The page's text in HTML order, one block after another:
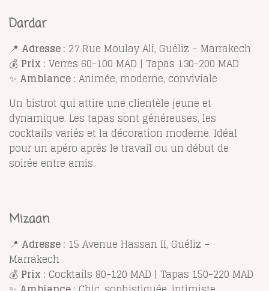
Dardar
📍 Adresse : 27 Rue Moulay Ali, Guéliz – Marrakech
💰 Prix : Verres 60-100 MAD | Tapas 130-200 MAD
✨ Ambiance : Animée, moderne, conviviale
Un bistrot qui attire une clientèle jeune et
dynamique. Les tapas sont généreuses, les
cocktails variés et la décoration moderne. Idéal
pour un apéro après le travail ou un début de
soirée entre amis.
Mizaan
📍 Adresse : 15 Avenue Hassan II, Guéliz –
Marrakech
💰 Prix : Cocktails 80-120 MAD | Tapas 150-220 MAD